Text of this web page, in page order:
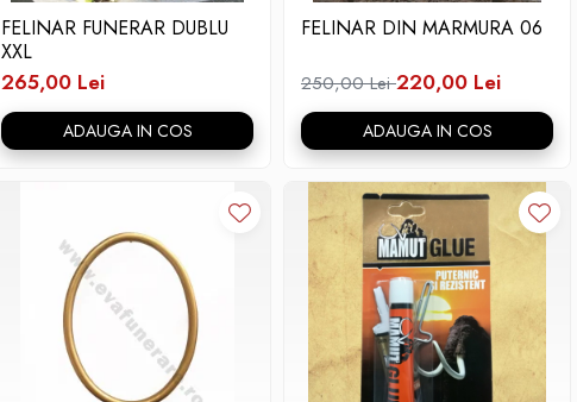
FELINAR FUNERAR DUBLU
XXL
265,00 Lei
ADAUGA IN COS
FELINAR DIN MARMURA 06
250,00 Lei220,00 Lei
ADAUGA IN COS